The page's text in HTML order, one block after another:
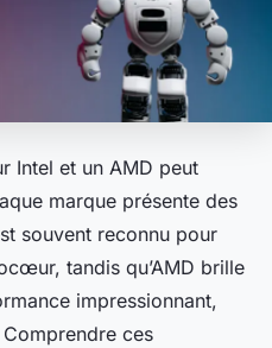
Intel et un AMD peut
marque présente des
souvent reconnu pour
tandis qu’AMD brille
impressionnant,
ces